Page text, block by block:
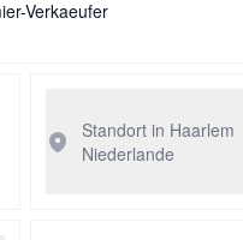
Verkaeufer
Standort in Haarlem
Niederlande